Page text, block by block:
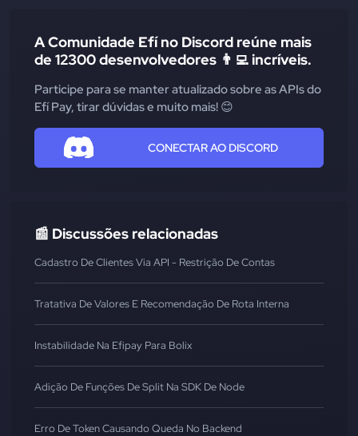
A Comunidade Efí no Discord reúne mais
de 12300 desenvolvedores 👨‍💻 incríveis.
Participe para se manter atualizado sobre as APIs do
Efí Pay, tirar dúvidas e muito mais! 😊
CONECTAR AO DISCORD
📰 Discussões relacionadas
Cadastro De Clientes Via API - Restrição De Contas
Tratativa De Valores E Recomendação De Rota Interna
Instabilidade Na Efipay Para Bolix
Adição De Funções De Split Na SDK De Node
Erro De Token Causando Queda No Backend